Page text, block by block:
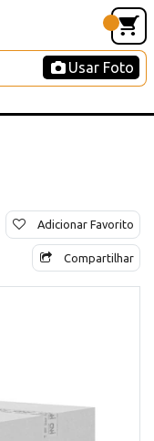
Usar Foto
Adicionar Favorito
Compartilhar